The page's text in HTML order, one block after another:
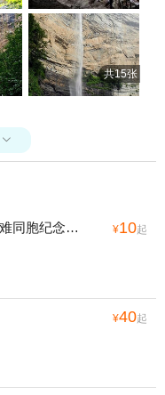
共15张

侵华日军南京大屠杀遇难同胞纪念馆 ¥10起
¥40起